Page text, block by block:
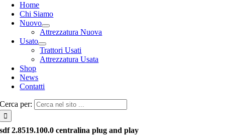
Home
Chi Siamo
Nuovo
Attrezzatura Nuova
Usato
Trattori Usati
Attrezzatura Usata
Shop
News
Contatti
Cerca per:
sdf 2.8519.100.0 centralina plug and play